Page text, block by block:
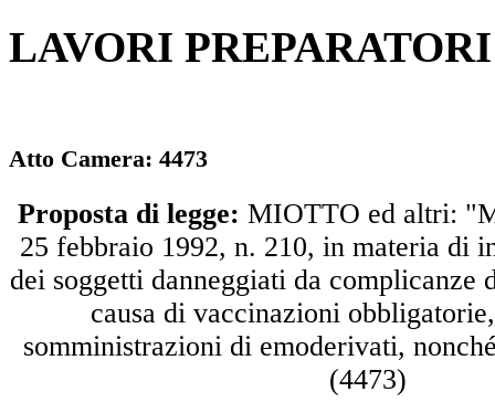
LAVORI
Atto Camera: 4473
Proposta di legge: MIOTTO ed altri:
25 febbraio 1992, n. 210, in materia di
dei soggetti danneggiati da complicanze
causa di vaccinazioni
somministrazioni di emoderivati,
(4473)